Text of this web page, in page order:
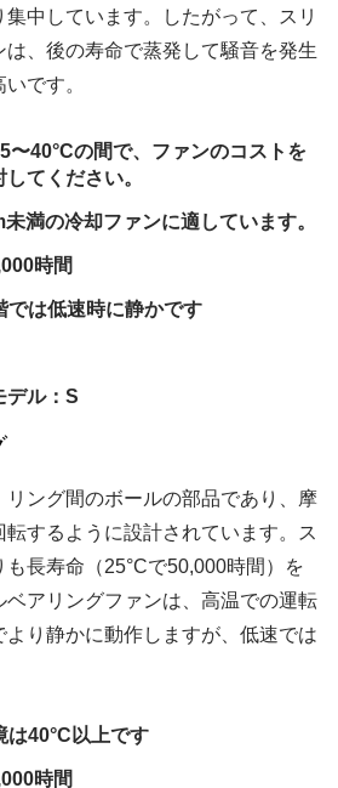
中しています。したがって、スリ
、後の寿命で蒸発して騒音を発生
です。
〜40°Cの間で、ファンのコストを
てください。
満の冷却ファンに適しています。
時間
では低速時に静かです
デル：S
リング間のボールの部品であり、摩
するように設計されています。ス
も長寿命（25°Cで50,000時間）を
アリングファンは、高温での運転
り静かに動作しますが、低速では
は40°C以上です
時間